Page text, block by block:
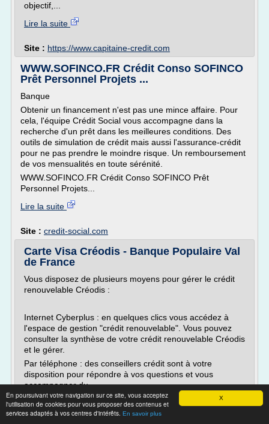
X
En poursuivant votre navigation sur ce site, vous acceptez
l'utilisation de cookies pour vous proposer des contenus et
services adaptés à vos centres d'intérêts. En savoir plus
objectif,...
Lire la suite
Site : https://www.capitaine-credit.com
WWW.SOFINCO.FR Crédit Conso SOFINCO
Prêt Personnel Projets ...
Banque
Obtenir un financement n'est pas une mince affaire. Pour
cela, l'équipe Crédit Social vous accompagne dans la
recherche d'un prêt dans les meilleures conditions. Des
outils de simulation de crédit mais aussi l'assurance-crédit
pour ne pas prendre le moindre risque. Un remboursement
de vos mensualités en toute sérénité.
WWW.SOFINCO.FR Crédit Conso SOFINCO Prêt
Personnel Projets...
Lire la suite
Site : credit-social.com
Carte Visa Créodis - Banque Populaire Val
de France
Vous disposez de plusieurs moyens pour gérer le crédit
renouvelable Créodis :
Internet Cyberplus : en quelques clics vous accédez à
l'espace de gestion "crédit renouvelable". Vous pouvez
consulter la synthèse de votre crédit renouvelable Créodis
et le gérer.
Par téléphone : des conseillers crédit sont à votre
disposition pour répondre à vos questions et vous
accompagner du...
Lire la suite